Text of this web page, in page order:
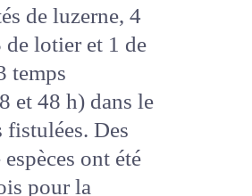
la dégradation
la matière
de luzerne, 4
lotier et 1 de
temps
et 48 h) dans
fistulées.